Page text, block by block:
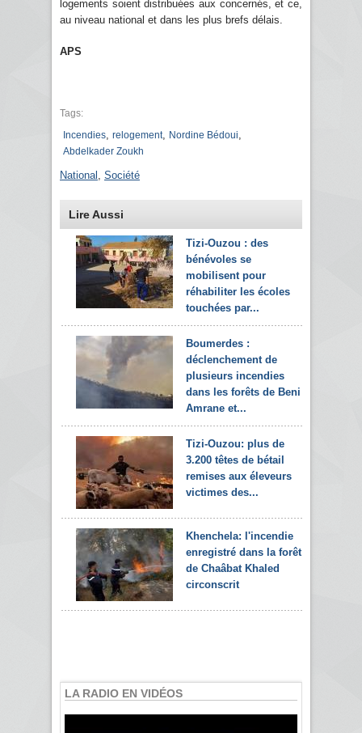
logements soient distribuées aux concernés, et ce,
au niveau national et dans les plus brefs délais.
APS
Tags:
Incendies relogement, Nordine Bédoui
Abdelkader Zoukh
National Société
Lire Aussi
Tizi-Ouzou : des
bénévoles se
mobilisent pour
réhabiliter les écoles
touchées par...
Boumerdes :
déclenchement de
plusieurs incendies
dans les forêts de Beni
Amrane et...
Tizi-Ouzou: plus de
3.200 têtes de bétail
remises aux éleveurs
victimes des...
Khenchela: l'incendie
enregistré dans la forêt
de Chaâbat Khaled
circonscrit
LA RADIO EN VIDÉOS